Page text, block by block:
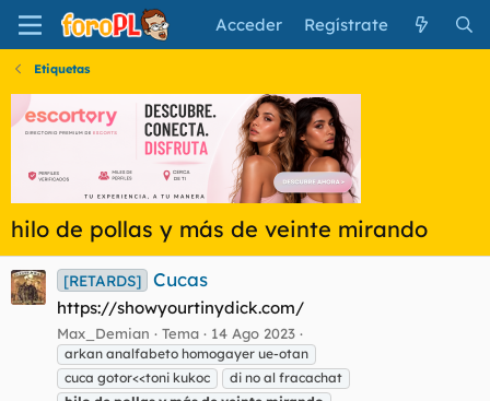
Acceder Regístrate
Etiquetas
hilo de pollas y más de veinte mirando
[RETARDS] Cucas
https://showyourtinydick.com/
Max_Demian Tema 14 Ago 2023
arkan analfabeto homogayer ue-otan
cuca gotor<<toni kukoc
di no al fracachat